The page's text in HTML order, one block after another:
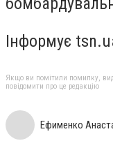
Інформує
Якщо ви помітили помилку,
повідомити про це редакцію
Ефименко